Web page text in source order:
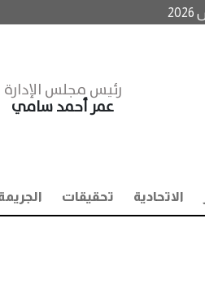
رئيس مجلس الإدارة
عمر أحمد سامي
الاتحادية تحقيقات